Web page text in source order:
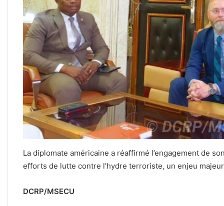
La diplomate américaine a réaffirmé l’engagement de
efforts de lutte contre l’hydre terroriste, un enjeu
DCRP/MSECU